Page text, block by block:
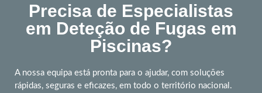
Precisa de Especialistas
em Deteção de Fugas em
Piscinas?
A nossa equipa está pronta para o ajudar, com soluções
rápidas, seguras e eficazes, em todo o território nacional.